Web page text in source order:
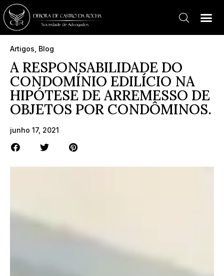
Artigos Blog
A RESPONSABILIDADE DO
CONDOMÍNIO EDILÍCIO NA
HIPÓTESE DE ARREMESSO DE
OBJETOS POR CONDÔMINOS.
junho 17, 2021